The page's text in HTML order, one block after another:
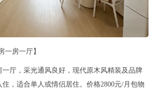
一房一厅】
一厅，采光通风良好，现代原木风精装及品牌
，适合单人或情侣居住。价格2800元/月包物